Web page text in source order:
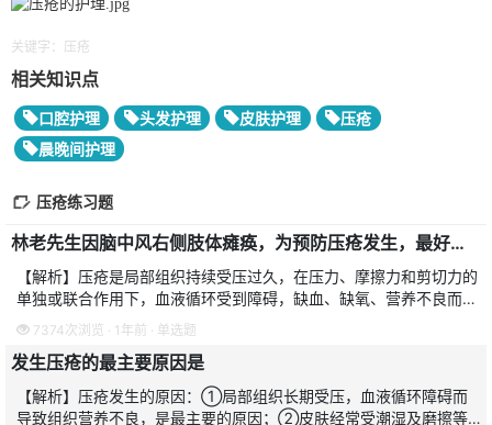
关键字：压疮
相关知识点
口腔护理 头发护理 皮肤护理
压疮
晨晚间护理
压疮练习题
林老先生因脑中风右侧肢体瘫痪，为预防压疮发生，最好的护理方法是
【解析】压疮是局部组织持续受压过久，在压力、摩擦力和剪切力的
单独或联合作用下，血液循环受到障碍，缺血、缺氧、营养不良而致
软组织淤血、溃烂和坏死。压疮的预防，主要在于消除原因，因此要
求做到勤翻身、勤擦洗
7374次浏览 · 1年前 · 单选题
发生压疮的最主要原因是
【解析】压疮发生的原因：①局部组织长期受压，血液循环障碍而
导致组织营养不良，是最主要的原因；②皮肤经常受潮湿及磨擦等